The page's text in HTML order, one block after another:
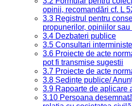
opinii, recomandări cf. L
3.3 Registrul pentru
propunerilor, opiniilor
3.4 Dezbateri publice
3.5 Consultari
3.6 Proiecte de acte
pot fi transmise sugestii
3.7 Proiecte de acte
3.8 Ședințe publice/
3.9 Rapoarte de aplicare
3.10 Persoana